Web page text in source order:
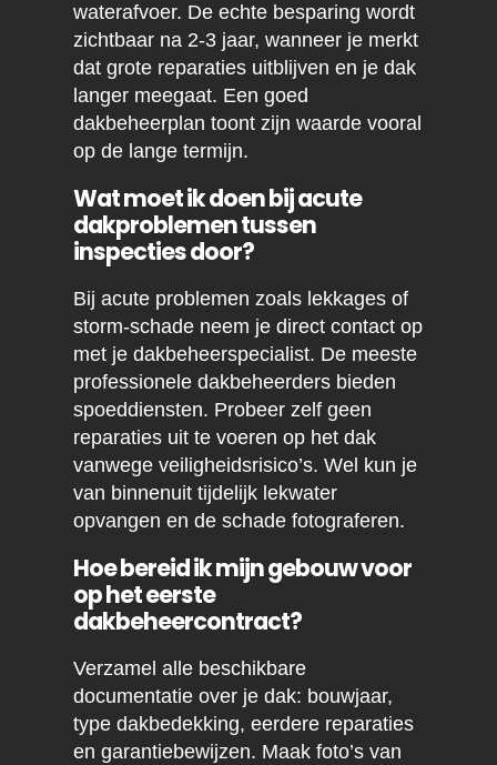
waterafvoer. De echte besparing wordt
zichtbaar na 2-3 jaar, wanneer je merkt
dat grote reparaties uitblijven en je dak
langer meegaat. Een goed
dakbeheerplan toont zijn waarde vooral
op de lange termijn.
Wat moet ik doen bij acute
dakproblemen tussen
inspecties door?
Bij acute problemen zoals lekkages of
storm-schade neem je direct contact op
met je dakbeheerspecialist. De meeste
professionele dakbeheerders bieden
spoeddiensten. Probeer zelf geen
reparaties uit te voeren op het dak
vanwege veiligheidsrisico’s. Wel kun je
van binnenuit tijdelijk lekwater
opvangen en de schade fotograferen.
Hoe bereid ik mijn gebouw voor
op het eerste
dakbeheercontract?
Verzamel alle beschikbare
documentatie over je dak: bouwjaar,
type dakbedekking, eerdere reparaties
en garantiebewijzen. Maak foto’s van